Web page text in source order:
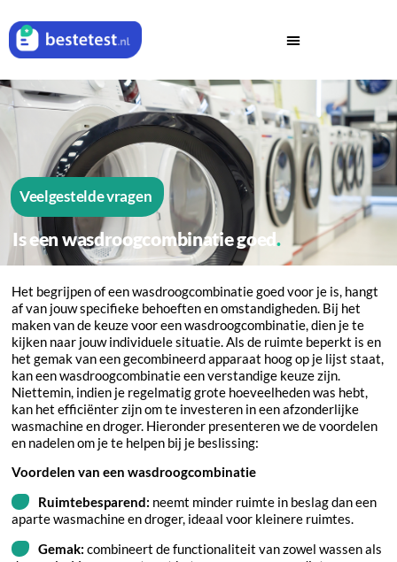
Veelgestelde vragen
Is een wasdroogcombinatie goed
Het begrijpen of een wasdroogcombinatie goed voor je is, hangt
af van jouw specifieke behoeften en omstandigheden. Bij het
maken van de keuze voor een wasdroogcombinatie, dien je te
kijken naar jouw individuele situatie. Als de ruimte beperkt is en
het gemak van een gecombineerd apparaat hoog op je lijst staat,
kan een wasdroogcombinatie een verstandige keuze zijn.
Niettemin, indien je regelmatig grote hoeveelheden was hebt,
kan het efficiënter zijn om te investeren in een afzonderlijke
wasmachine en droger. Hieronder presenteren we de voordelen
en nadelen om je te helpen bij je beslissing:
Voordelen van een wasdroogcombinatie
Ruimtebesparend: neemt minder ruimte in beslag dan een
aparte wasmachine en droger, ideaal voor kleinere ruimtes.
Gemak: combineert de functionaliteit van zowel wassen als